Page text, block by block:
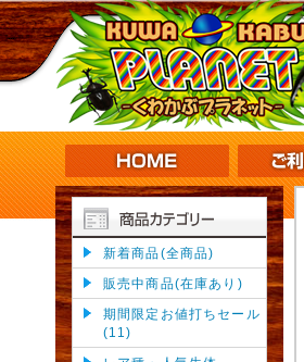
新着商品(全商品)
販売中商品(在庫あり)
期間限定お値打ちセール
(11)